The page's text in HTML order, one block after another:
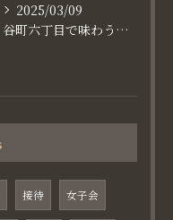
2025/03/09
谷町六丁目で味わう家族と焼肉の魅力
接待 女子会